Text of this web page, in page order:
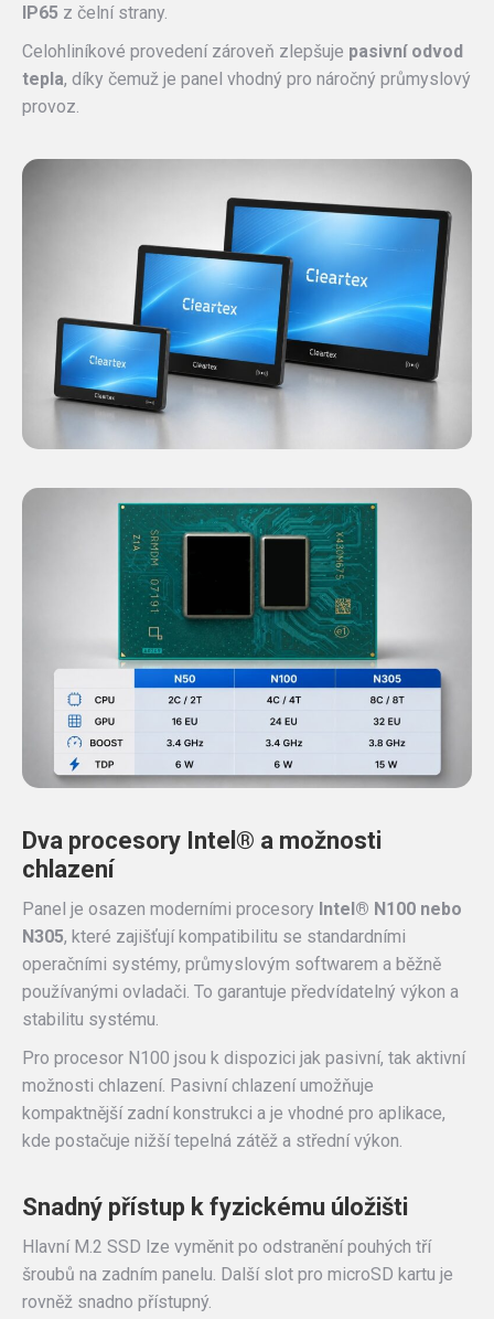
IP65 z čelní strany.
Celohliníkové provedení zároveň zlepšuje pasivní odvod
tepla, díky čemuž je panel vhodný pro náročný průmyslový
provoz.
Dva procesory Intel® a možnosti
chlazení
Panel je osazen moderními procesory Intel® N100 nebo
N305, které zajišťují kompatibilitu se standardními
operačními systémy, průmyslovým softwarem a běžně
používanými ovladači. To garantuje předvídatelný výkon a
stabilitu systému.
Pro procesor N100 jsou k dispozici jak pasivní, tak aktivní
možnosti chlazení. Pasivní chlazení umožňuje
kompaktnější zadní konstrukci a je vhodné pro aplikace,
kde postačuje nižší tepelná zátěž a střední výkon.
Snadný přístup k fyzickému úložišti
Hlavní M.2 SSD lze vyměnit po odstranění pouhých tří
šroubů na zadním panelu. Další slot pro microSD kartu je
rovněž snadno přístupný.